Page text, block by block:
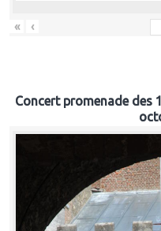
« ‹
Concert promenade des